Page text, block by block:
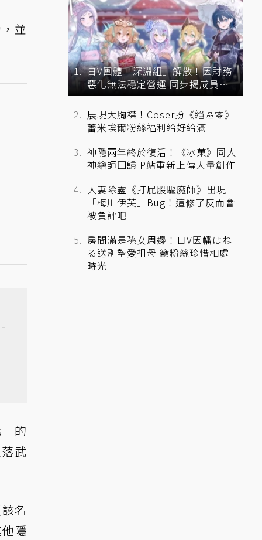
並
的
武
名
隱
日V團體「深淵組」解散！因財務
惡化無法穩定營運 同步揭成員未
來去向
展現大胸襟！Coser扮《絕區零》
蕾米埃爾粉絲福利給好給滿
神隱兩年終於復活！《冰菓》同人
神繪師回歸 P站重新上傳大量創作
人妻除靈《打屁股驅魔師》出現
「梅川伊芙」Bug！這修了反而會
被負評吧
房間滿是孫女周邊！日V因幡はね
る送別摯愛祖母 籲粉絲珍惜相處
時光